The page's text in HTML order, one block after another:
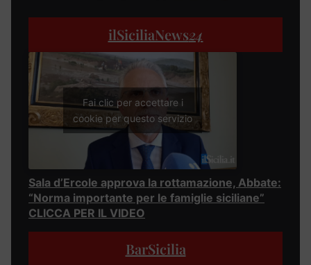
ilSiciliaNews24
Fai clic per accettare i
cookie per questo servizio
Sala d’Ercole approva la rottamazione, Abbate:
“Norma importante per le famiglie siciliane”
CLICCA PER IL VIDEO
BarSicilia